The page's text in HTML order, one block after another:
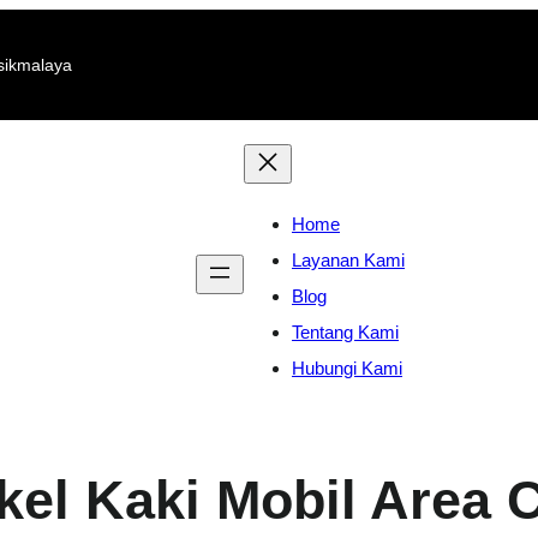
Home
Layanan Kami
Blog
Tentang Kami
Hubungi Kami
Kaki Mobil Area